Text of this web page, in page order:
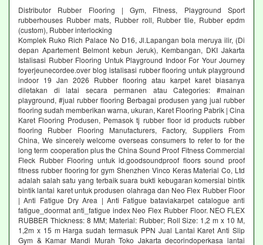
Distributor Rubber Flooring | Gym, Fitness, Playground Sport
rubberhouses Rubber mats, Rubber roll, Rubber tile, Rubber epdm
(custom), Rubber interlocking
Komplek Ruko Rich Palace No D16, Jl.Lapangan bola meruya ilir, (Di
depan Apartement Belmont kebun Jeruk), Kembangan, DKI Jakarta
Istalisasi Rubber Flooring Untuk Playground Indoor For Your Journey
foyerjeunecordee.over blog istalisasi rubber flooring untuk playground
indoor 19 Jan 2026 Rubber flooring atau karpet karet biasanya
diletakan di latai secara permanen atau Categories: #mainan
playground, #jual rubber flooring Berbagai produsen yang jual rubber
flooring sudah memberikan warna, ukuran, Karet Flooring Pabrik | Cina
Karet Flooring Produsen, Pemasok tj rubber floor id products rubber
flooring Rubber Flooring Manufacturers, Factory, Suppliers From
China, We sincerely welcome overseas consumers to refer to for the
long term cooperation plus the China Sound Proof Fitness Commercial
Fleck Rubber Flooring untuk id.goodsoundproof floors sound proof
fitness rubber flooring for gym Shenzhen Vinco Keras Material Co, Ltd
adalah salah satu yang terbaik suara bukti kebugaran komersial bintik
bintik lantai karet untuk produsen olahraga dan Neo Flex Rubber Floor
| Anti Fatigue Dry Area | Anti Fatigue bataviakarpet catalogue anti
fatigue_doormat anti_fatigue index Neo Flex Rubber Floor. NEO FLEX
RUBBER Thickness: 8 MM; Material: Rubber; Roll Size: 1,2 m x 10 M,
1,2m x 15 m Harga sudah termasuk PPN Jual Lantai Karet Anti Slip
Gym & Kamar Mandi Murah Toko Jakarta decorindoperkasa lantai